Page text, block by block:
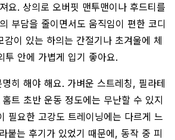
요. 상의로 오버핏 맨투맨이나 후드티를
부담을 줄이면서도 움직임이 편한 코디
감이 있는 하의는 간절기나 초겨울에 체
투 안에 가볍게 입기 좋아요.
히 해야 해요. 가벼운 스트레칭, 필라테
트 초반 운동 정도에는 무난할 수 있지
필요한 고강도 트레이닝에는 다르게 느
붙는 후기가 있었기 때문에, 동작 중 피